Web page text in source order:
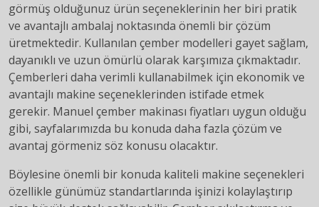
görmüş olduğunuz ürün seçeneklerinin her biri pratik
ve avantajlı ambalaj noktasında önemli bir çözüm
üretmektedir. Kullanılan çember modelleri gayet sağlam,
dayanıklı ve uzun ömürlü olarak karşımıza çıkmaktadır.
Çemberleri daha verimli kullanabilmek için ekonomik ve
avantajlı makine seçeneklerinden istifade etmek
gerekir. Manuel çember makinası fiyatları uygun olduğu
gibi, sayfalarımızda bu konuda daha fazla çözüm ve
avantaj görmeniz söz konusu olacaktır.
Böylesine önemli bir konuda kaliteli makine seçenekleri
özellikle günümüz standartlarında işinizi kolaylaştırıp